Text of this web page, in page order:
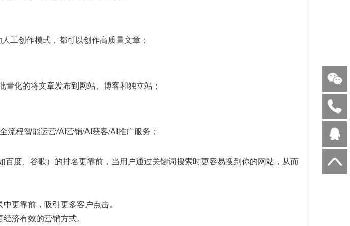
工创作模式，都可以创作高质量文章；
化的将文章发布到网站、博客和独立站；
程智能运营/AI营销/AI获客/AI推广服务；
百度、谷歌）的排名更靠前，当用户通过关键词搜索时更容易搜到你的网站，从而
更靠前，吸引更多客户点击。
济有效的营销方式。